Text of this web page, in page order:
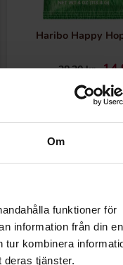
Om
funktioner för
information från din
kombinera
deras tjänster.
Haribo Happy
28.30 kr
Köp